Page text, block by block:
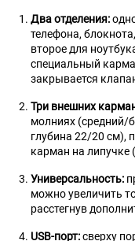
Два отделения:
телефона,
второе для
специальный
закрывается
Три внешних
молниях (средний/
глубина 22/20 см),
карман на
Универсальность:
можно увеличить
расстегнув
USB-порт:сверху